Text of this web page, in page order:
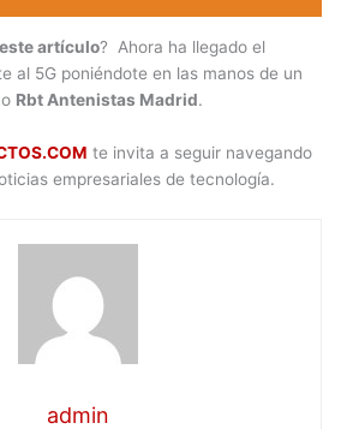
artículo? Ahora ha llegado el
al 5G poniéndote en las manos de un
Rbt Antenistas Madrid.
te invita a seguir navegando
empresariales de tecnología.
admin